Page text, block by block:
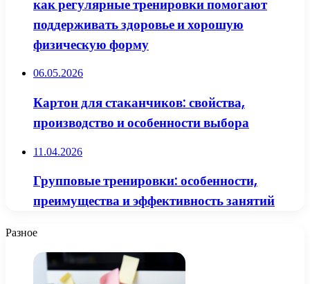
как регулярные тренировки помогают
поддерживать здоровье и хорошую
физическую форму
06.05.2026
Картон для стаканчиков: свойства,
производство и особенности выбора
11.04.2026
Групповые тренировки: особенности,
преимущества и эффективность занятий
Разное